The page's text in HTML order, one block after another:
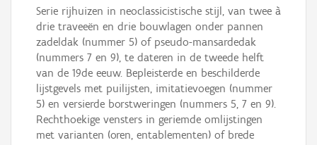
Serie rijhuizen in neoclassicistische stijl, van twee à
drie traveeën en drie bouwlagen onder pannen
zadeldak (nummer 5) of pseudo-mansardedak
(nummers 7 en 9), te dateren in de tweede helft
van de 19de eeuw. Bepleisterde en beschilderde
lijstgevels met puilijsten, imitatievoegen (nummer
5) en versierde borstweringen (nummers 5, 7 en 9).
Rechthoekige vensters in geriemde omlijstingen
met varianten (oren, entablementen) of brede